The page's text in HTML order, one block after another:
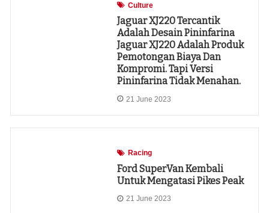
Culture
Jaguar XJ220 Tercantik
Adalah Desain Pininfarina
Jaguar XJ220 Adalah Produk
Pemotongan Biaya Dan
Kompromi. Tapi Versi
Pininfarina Tidak Menahan.
21 June 2023
Racing
Ford SuperVan Kembali
Untuk Mengatasi Pikes Peak
21 June 2023